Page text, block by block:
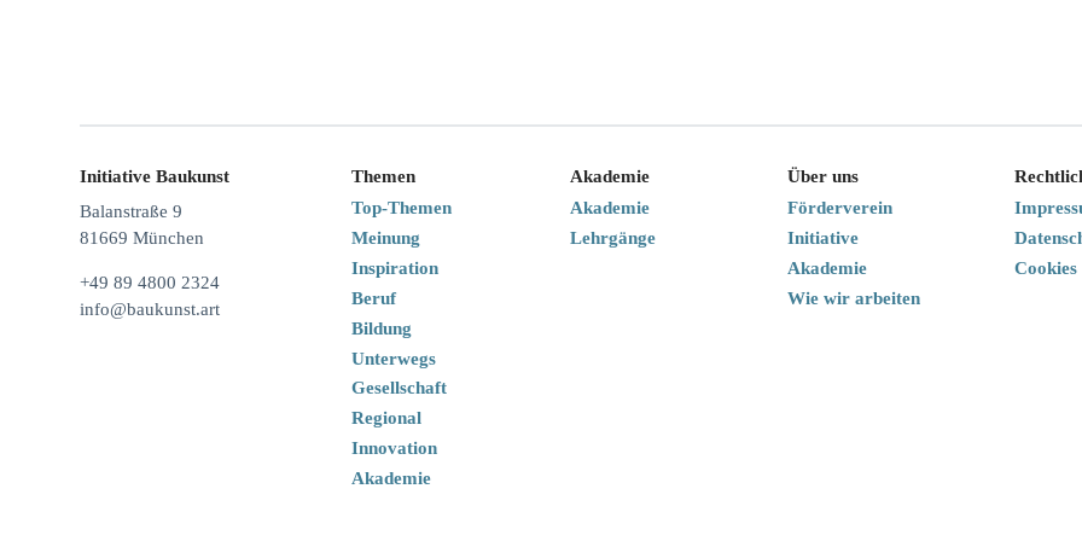
Initiative Baukunst
Balanstraße 9
81669 München
+49 89 4800 2324
info@baukunst.art
Themen
Top-Themen
Meinung
Inspiration
Beruf
Bildung
Unterwegs
Gesellschaft
Regional
Innovation
Akademie
Akademie
Akademie
Lehrgänge
Über uns
Förderverein
Initiative
Akademie
Wie wir arbeiten
Cookies